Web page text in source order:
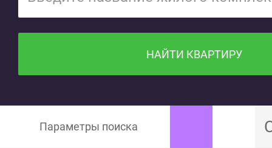
НАЙТИ КВАРТИРУ
Параметры поиска